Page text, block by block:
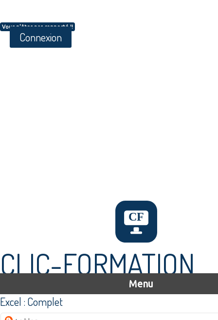
Vous n'êtes pas connecté !!
Connexion
CLIC-FORMATION
Menu
Excel : Complet